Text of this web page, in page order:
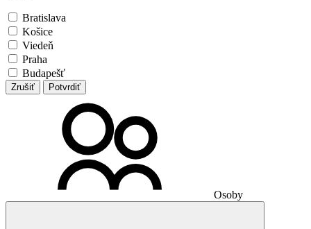
Bratislava
Košice
Viedeň
Praha
Budapešť
Zrušiť Potvrdiť
Osoby